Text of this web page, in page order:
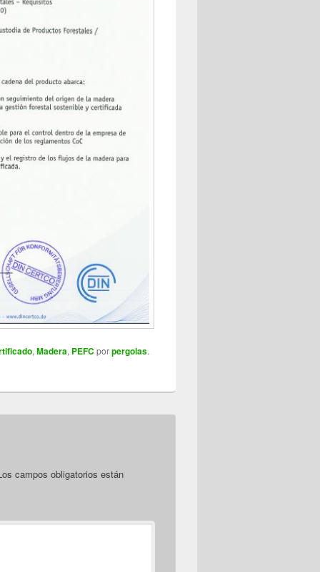
, Madera, PEFC porpergolas.
campos obligatorios están